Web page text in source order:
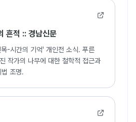
흔적 :: 경남신문
-시간의 기억' 개인전 소식. 푸른
작가의 나무에 대한 철학적 접근과
조명.